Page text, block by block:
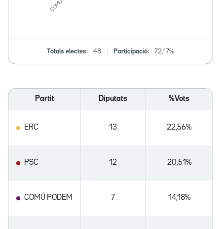
Totals electes: 48 Participació: 72,17%
Partit Diputats %Vots
ERC 13 22,56%
PSC 12 20,51%
COMÚ PODEM 7 14,18%